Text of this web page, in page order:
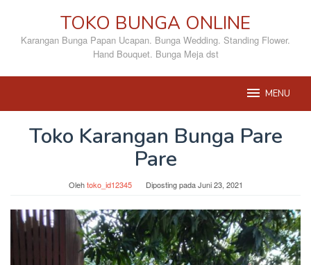
konten
TOKO BUNGA ONLINE
Karangan Bunga Papan Ucapan. Bunga Wedding. Standing Flower.
Hand Bouquet. Bunga Meja dst
MENU
Toko Karangan Bunga Pare
Pare
Olehtoko_id12345 Diposting padaJuni 23, 2021